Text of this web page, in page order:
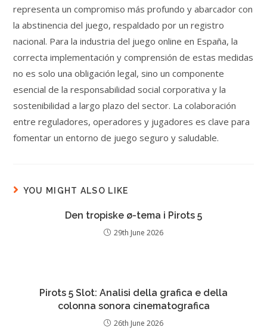
representa un compromiso más profundo y abarcador con
la abstinencia del juego, respaldado por un registro
nacional. Para la industria del juego online en España, la
correcta implementación y comprensión de estas medidas
no es solo una obligación legal, sino un componente
esencial de la responsabilidad social corporativa y la
sostenibilidad a largo plazo del sector. La colaboración
entre reguladores, operadores y jugadores es clave para
fomentar un entorno de juego seguro y saludable.
YOU MIGHT ALSO LIKE
Den tropiske ø-tema i Pirots 5
29th June 2026
Pirots 5 Slot: Analisi della grafica e della
colonna sonora cinematografica
26th June 2026